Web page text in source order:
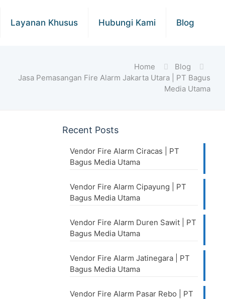
Layanan Khusus Hubungi Kami Blog
Home
Blog
Jasa Pemasangan Fire Alarm Jakarta Utara | PT Bagus
Media Utama
Recent Posts
Vendor Fire Alarm Ciracas | PT
Bagus Media Utama
Vendor Fire Alarm Cipayung | PT
Bagus Media Utama
Vendor Fire Alarm Duren Sawit | PT
Bagus Media Utama
Vendor Fire Alarm Jatinegara | PT
Bagus Media Utama
Vendor Fire Alarm Pasar Rebo | PT